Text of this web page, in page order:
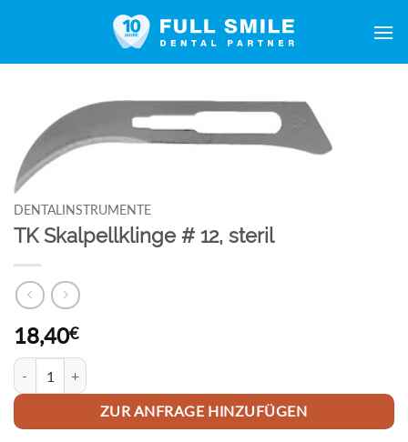
DENTALINSTRUMENTE
TK Skalpellklinge # 12, steril
18,40€
TK Skalpellklinge # 12, steril Menge
ZUR ANFRAGE HINZUFÜGEN